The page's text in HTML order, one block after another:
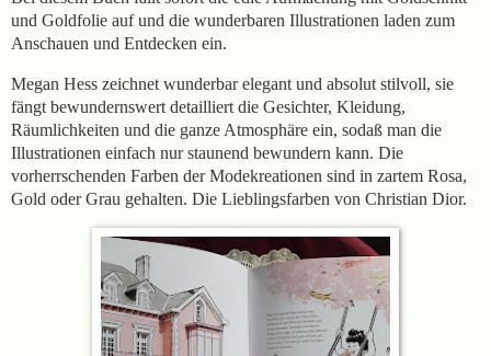
und Goldfolie auf und die wunderbaren Illustrationen laden zum
Anschauen und Entdecken ein.
Megan Hess zeichnet wunderbar elegant und absolut stilvoll, sie
fängt bewundernswert detailliert die Gesichter, Kleidung,
Räumlichkeiten und die ganze Atmosphäre ein, sodaß man die
Illustrationen einfach nur staunend bewundern kann. Die
vorherrschenden Farben der Modekreationen sind in zartem Rosa,
Gold oder Grau gehalten. Die Lieblingsfarben von Christian Dior.